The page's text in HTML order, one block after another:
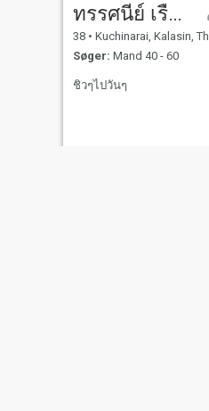
ทรรศนีย์ เรืองศรี
38 • Kuchinarai, Kalasin, Thailand
Søger: Mand 40 - 60
ชิวๆไปวันๆ